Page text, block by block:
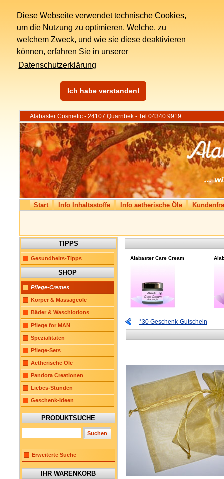
Diese Webseite verwendet technische Cookies,
um die Nutzung zu optimieren. Welche, zu
welchem Zweck, und wie sie diese deaktivieren
können, erfahren Sie in unserer
Datenschutzerklärung
Ich habe verstanden!
Alabaster Cosmetic - 24107 Quarnbek - Tel 04340 9919
Start Info Inhaltsstoffe Info aetherische Öle
TIPPS
Gesundheits-Tipps
SHOP
Pflege-Cremes
Körper & Massageöle
Bäder & Waschlotions
Pflege for MAN
Spezialitäten
Pflege-Sets
Aetherische Öle
Pandora Creationen
Liebes-Stunden
Geschenk-Ideen
PRODUKTSUCHE
Erweiterte Suche
IHR WARENKORB
Alabaster Care Cream
°30 Geschenk-Gutschein